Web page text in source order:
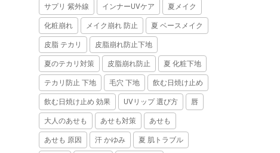
サプリ 紫外線 インナーUVケア 夏メイク
化粧崩れ メイク崩れ 防止 夏 ベースメイク
皮脂 テカリ 皮脂崩れ防止下地
夏のテカリ対策 皮脂崩れ防止 夏 化粧下地
テカリ防止 下地 毛穴 下地 飲む日焼け止め
飲む日焼け止め 効果 UVリップ 選び方 唇
大人のあせも あせも対策 あせも
あせも 原因 汗 かゆみ 夏 肌トラブル